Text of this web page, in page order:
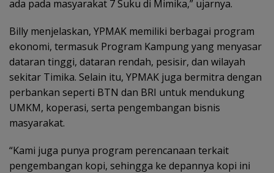
ada pada masyarakat 7 Suku di Mimika,” ujarnya.
Billy menjelaskan, YPMAK memiliki berbagai program
ekonomi, termasuk Program Kampung yang menyasar
dataran tinggi, dataran rendah, pesisir, dan wilayah
sekitar Timika. Selain itu, YPMAK juga bermitra dengan
perbankan seperti BTN dan BRI untuk mendukung
UMKM, koperasi, serta pengembangan bisnis
masyarakat.
“Kami juga punya program perencanaan terkait
pengembangan kopi, sehingga ke depannya kopi ini